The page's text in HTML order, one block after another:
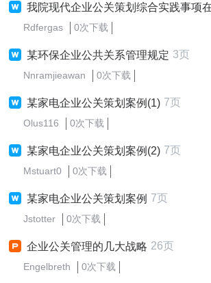
我院现代企业公关策划综合实践事项在翠微
Rdfergas 0次下载
某环保企业公共关系管理规定 3页
Nnramjieawan 0次下载
某家电企业公关策划案例(1) 7页
Olus116 0次下载
某家电企业公关策划案例(2) 7页
Mstuart0 0次下载
某家电企业公关策划案例 7页
Jstotter 0次下载
企业公关管理的几大战略 26页
Engelbreth 0次下载